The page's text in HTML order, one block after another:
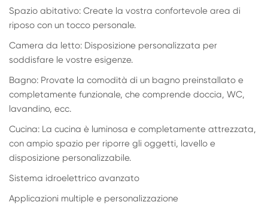
Spazio abitativo: Create la vostra confortevole area di
riposo con un tocco personale.
Camera da letto: Disposizione personalizzata per
soddisfare le vostre esigenze.
Bagno: Provate la comodità di un bagno preinstallato e
completamente funzionale, che comprende doccia, WC,
lavandino, ecc.
Cucina: La cucina è luminosa e completamente attrezzata,
con ampio spazio per riporre gli oggetti, lavello e
disposizione personalizzabile.
Sistema idroelettrico avanzato
Applicazioni multiple e personalizzazione